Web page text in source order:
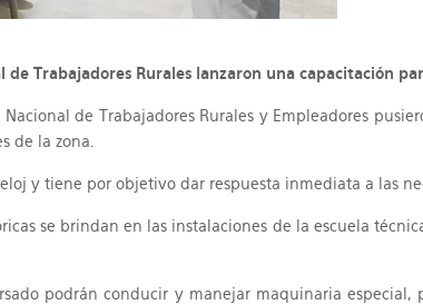
Trabajadores Rurales lanzaron una capacitación
de Trabajadores Rurales y Empleadores
de la zona.
y tiene por objetivo dar respuesta inmediata a las
se brindan en las instalaciones de la escuela
podrán conducir y manejar maquinaria especial,